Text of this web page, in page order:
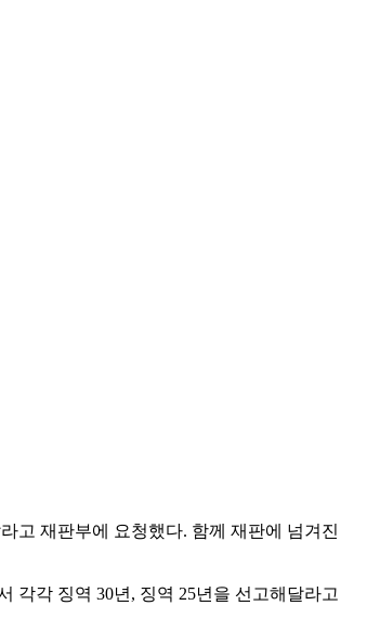
고 재판부에 요청했다. 함께 재판에 넘겨진
각각 징역 30년, 징역 25년을 선고해달라고